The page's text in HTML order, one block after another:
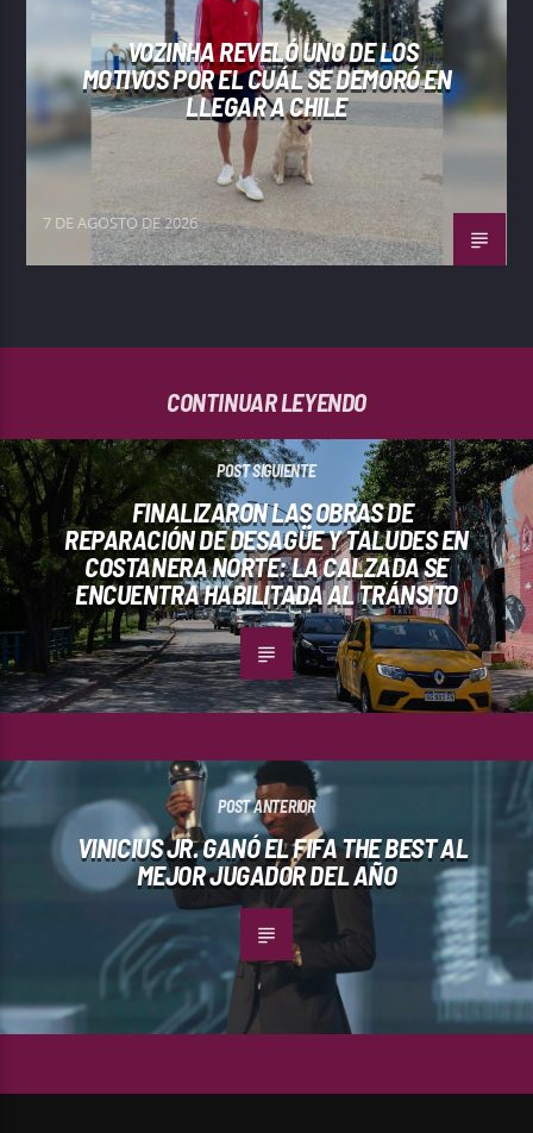
VOZINHA REVELÓ UNO DE LOS
MOTIVOS POR EL CUÁL SE DEMORÓ EN
LLEGAR A CHILE
7 DE AGOSTO DE 2026
CONTINUAR LEYENDO
POST SIGUIENTE
FINALIZARON LAS OBRAS DE
REPARACIÓN DE DESAGÜE Y TALUDES EN
COSTANERA NORTE: LA CALZADA SE
ENCUENTRA HABILITADA AL TRÁNSITO
POST ANTERIOR
VINICIUS JR. GANÓ EL FIFA THE BEST AL
MEJOR JUGADOR DEL AÑO